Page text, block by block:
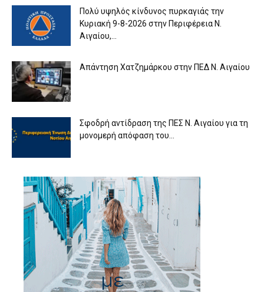
Πολύ υψηλός κίνδυνος πυρκαγιάς την
Κυριακή 9-8-2026 στην Περιφέρεια Ν.
Αιγαίου,...
Απάντηση Χατζημάρκου στην ΠΕΔ Ν. Αιγαίου
Σφοδρή αντίδραση της ΠΕΣ Ν. Αιγαίου για τη
μονομερή απόφαση του...